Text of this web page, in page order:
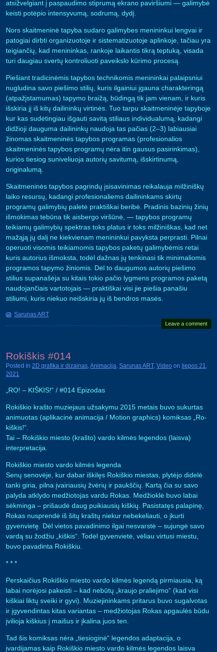
atsižvelgiant į paspaudimo stiprumą ekrano paviršiumi — galimybė
keisti potėpio intensyvumą, sodrumą, dydį.
Nors skaitmeninė tapyba sudaro galimybes menininkui lengvai ir
patogiai dirbti organizuotoje ir sistematizuotoje aplinkoje, tačiau yra
teigiančių, kad menininkas, rankoje laikantis tikrą teptuką, visada
turi daugiau svertų kontroliuoti paveikslo kūrimo procesą.
Piešiant tradicinėmis tapybos technikomis menininkai palaipsniui
nugludina savo piešimo stilių, kuris ilgainiui įgauna charakteringą
(atpažįstamumas) tapymo braižą, būdingą tik jam vienam, ir kuris
išskiria jį iš kitų dailininkų virtinės. Tuo tarpu skaitmeninėje tapyboje
kur kas sudėtingiau išgauti savitą stiliaus individualumą, kadangi
didžioji dauguma dailininkų naudoja tas pačias (2–3) labiausiai
žinomas skaitmeninės tapybos programas (profesionalios
skaitmeninės tapybos programų nėra itin gausus pasirinkimas),
kurios tiesiog suniveliuoja autorių savitumą, išskirtinumą,
originalumą.
Skaitmeninės tapybos pagrindų įsisavinimas reikalauja milžiniškų
laiko resursų, kadangi profesionaliems dailininkams skirtų
programų galimybių paletė praktiškai beribė. Pradinis bazinių žinių
išmokimas tebūna tik aisbergo viršūnė, — tapybos programų
teikiamų galimybių spektras toks platus ir toks milžiniškas, kad net
mažąją jų dalį ne kiekvienam menininkui pavyksta perprasti. Pilnai
operuoti visomis teikiamomis tapybos paketų galimybėmis retai
kuris autorius išmoksta, todėl dažnas jų tenkinasi tik minimaliomis
programos tapymo žiniomis. Dėl to daugumos autorių piešimo
stilius supanašėja su kitais tokio pačio lygmens programos paketą
naudojančiais vartotojais — praktiškai visi jie piešia panašiu
stiliumi, kuris niekuo neišskiria jų iš bendros masės.
Sarunas ART
Leave a comment
Rokiškis #014
Posted in 2D grafika ir dizainas,Animacija, Sarunas ART, Video on liepos 21,
2021
„RO! – KIŠKIS!“ / #014 Epizodas
Rokiškio krašto muziejaus užsakymu 2015 metais buvo sukurtas
animuotas (aplikacinė animacija / Motion graphics) komiksas „Ro-
kiškis!“.
Tai – Rokiškio miesto (krašto) vardo kilmės legendos (laisva)
interpretacija.
Rokiškio miesto vardo kilmės legenda
Senų senovėje, kur dabar iškilęs Rokiškio miestas, plytėjo didelė
tanki giria, pilna įvairiausių žvėrių ir paukščių. Kartą čia su savo
palyda atklydo medžiotojas vardu Rokas. Medžioklė buvo labai
sėkminga – prišaudė daug puikiausių kiškių. Pasistatęs palapinę,
Rokas nusprendė iš šitų kraštų niekur nebekeliauti, o įkurti
gyvenvietę. Dėl vietos pavadinimo ilgai nesvarstė – sujungė savo
vardą su žodžiu „kiškis“. Todėl gyvenvietė, vėliau virtusi miestu,
buvo pavadinta Rokiškiu.
* * *
Perskaičius Rokiškio miesto vardo kilmės legendą pirmiausia, ką
labai norėjosi pakeisti – kad nebūtų „kraujo praliejimo“ (kad visi
kiškiai liktų sveiki ir gyvi). Muziejininkams pritarus buvo sugalvotas
ir įgyvendintas kitas variantas – medžiotojas Rokas apgaulės būdu
įvilioja kiškius į maišus ir įkalina juos ten.
Tad šis komiksas nėra „tiesioginė“ legendos adaptacija, o
įvardijamas kaip Rokiškio miesto vardo kilmės legendos laisva